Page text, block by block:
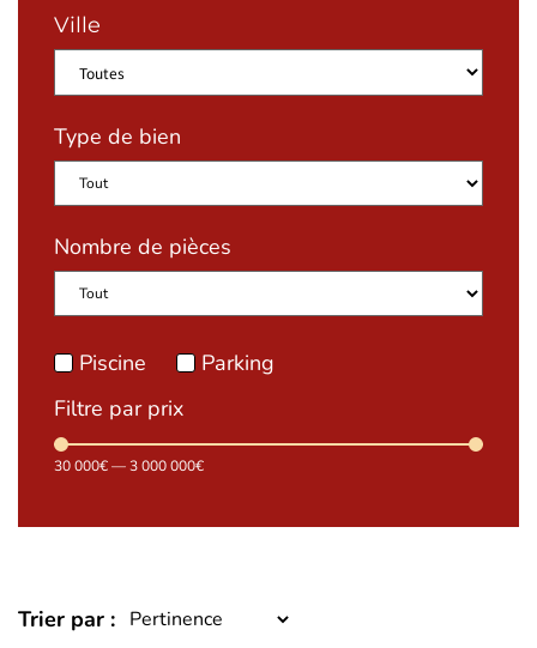
Ville
Type de bien
Nombre de pièces
Piscine
Parking
Filtre par prix
30 000€—3 000 000€
Trier par :